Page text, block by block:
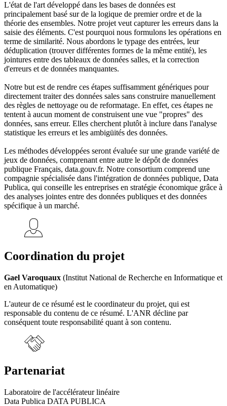
L'état de l'art développé dans les bases de données est
principalement basé sur de la logique de premier ordre et de la
théorie des ensembles. Notre projet veut capturer les erreurs dans la
saisie des éléments. C'est pourquoi nous formulons les opérations en
terme de similarité. Nous abordons le typage des entrées, leur
déduplication (trouver différentes formes de la même entité), les
jointures entre des tableaux de données salles, et la correction
d'erreurs et de données manquantes.
Notre but est de rendre ces étapes suffisamment génériques pour
directement traiter des données sales sans construire manuellement
des règles de nettoyage ou de reformatage. En effet, ces étapes ne
tentent à aucun moment de construisent une vue "propres" des
données, sans erreur. Elles cherchent plutôt à inclure dans l'analyse
statistique les erreurs et les ambigüités des données.
Les méthodes développées seront évaluée sur une grande variété de
jeux de données, comprenant entre autre le dépôt de données
publique Français, data.gouv.fr. Notre consortium comprend une
compagnie spécialisée dans l'intégration de données publique, Data
Publica, qui conseille les entreprises en stratégie économique grâce à
des analyses jointes entre des données publiques et des données
spécifique à un marché.
Coordination du projet
Gael Varoquaux (Institut National de Recherche en Informatique et
en Automatique)
L'auteur de ce résumé est le coordinateur du projet, qui est
responsable du contenu de ce résumé. L'ANR décline par
conséquent toute responsabilité quant à son contenu.
Partenariat
Laboratoire de l'accélérateur linéaire
Data Publica DATA PUBLICA